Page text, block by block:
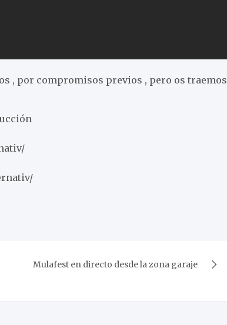
, por compromisos previos , pero os traemos
Mulafest en directo desde la zona garaje